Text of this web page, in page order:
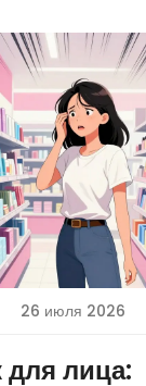
26 июля 2026
лица: